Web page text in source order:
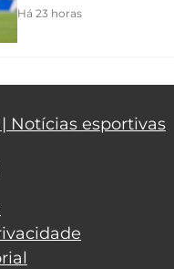
Há 23 horas